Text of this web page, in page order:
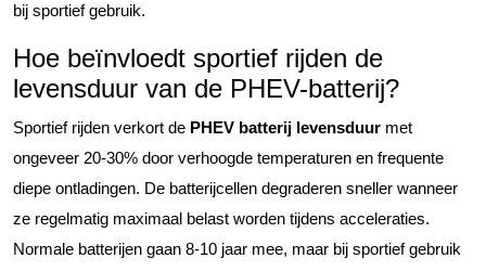
bij sportief gebruik.
Hoe beïnvloedt sportief rijden de
levensduur van de PHEV-batterij?
Sportief rijden verkort de PHEV batterij levensduur met
ongeveer 20-30% door verhoogde temperaturen en frequente
diepe ontladingen. De batterijcellen degraderen sneller wanneer
ze regelmatig maximaal belast worden tijdens acceleraties.
Normale batterijen gaan 8-10 jaar mee, maar bij sportief gebruik